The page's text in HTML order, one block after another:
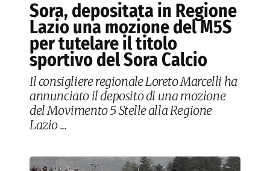
Sora, depositata in Regione
Lazio una mozione del M5S
per tutelare il titolo
sportivo del Sora Calcio
Il consigliere regionale Loreto Marcelli ha
annunciato il deposito di una mozione
del Movimento 5 Stelle alla Regione
Lazio ...